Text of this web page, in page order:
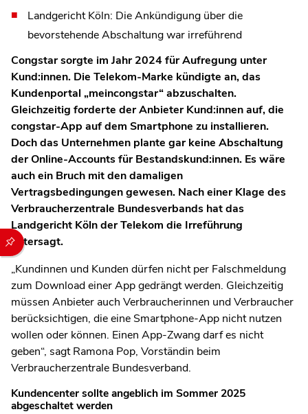
Durch die folgenden Buttons können Sie direkt auf einen
Landgericht Köln: Die Ankündigung über die
bevorstehende Abschaltung war irreführend
Congstar sorgte im Jahr 2024 für Aufregung unter
Kund:innen. Die Telekom-Marke kündigte an, das
Kundenportal „meincongstar“ abzuschalten.
Gleichzeitig forderte der Anbieter Kund:innen auf, die
congstar-App auf dem Smartphone zu installieren.
Doch das Unternehmen plante gar keine Abschaltung
der Online-Accounts für Bestandskund:innen. Es wäre
auch ein Bruch mit den damaligen
Vertragsbedingungen gewesen. Nach einer Klage des
Verbraucherzentrale Bundesverbands hat das
Landgericht Köln der Telekom die Irreführung
untersagt.
„Kundinnen und Kunden dürfen nicht per Falschmeldung
zum Download einer App gedrängt werden. Gleichzeitig
müssen Anbieter auch Verbraucherinnen und Verbraucher
berücksichtigen, die eine Smartphone-App nicht nutzen
wollen oder können. Einen App-Zwang darf es nicht
geben“, sagt Ramona Pop, Vorständin beim
Verbraucherzentrale Bundesverband.
Kundencenter sollte angeblich im Sommer 2025
abgeschaltet werden